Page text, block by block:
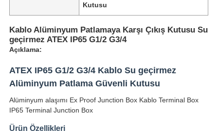
Kutusu
Kablo Alüminyum Patlamaya Karşı Çıkış Kutusu Su
geçirmez ATEX IP65 G1/2 G3/4
Açıklama:
ATEX IP65 G1/2 G3/4 Kablo Su geçirmez
Alüminyum Patlama Güvenli Kutusu
Alüminyum alaşımı Ex Proof Junction Box Kablo Terminal Box
IP65 Terminal Junction Box
Ürün Özellikleri